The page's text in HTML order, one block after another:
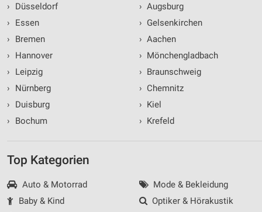
›
Düsseldorf
›
Essen
›
Bremen
›
Hannover
›
Leipzig
›
Nürnberg
›
Duisburg
›
Bochum
› Augsburg
› Gelsenkirchen
› Aachen
› Mönchengladbach
› Braunschweig
› Chemnitz
› Kiel
› Krefeld
Top Kategorien
Auto & Motorrad
Baby & Kind
Mode & Bekleidung
Optiker & Hörakustik